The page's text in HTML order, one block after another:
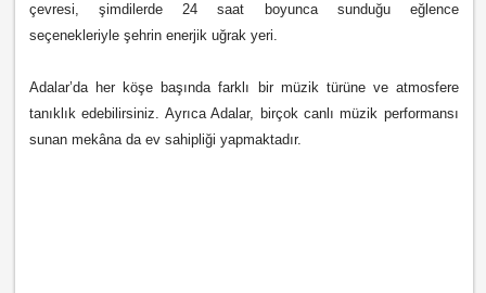
çevresi, şimdilerde 24 saat boyunca sunduğu eğlence
seçenekleriyle şehrin enerjik uğrak yeri.
Adalar’da her köşe başında farklı bir müzik türüne ve atmosfere
tanıklık edebilirsiniz. Ayrıca Adalar, birçok canlı müzik performansı
sunan mekâna da ev sahipliği yapmaktadır.